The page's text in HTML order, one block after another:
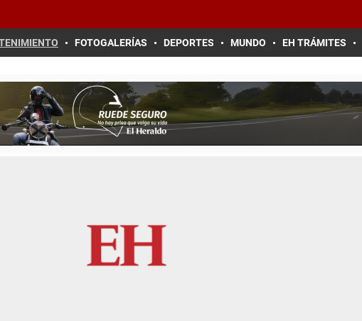
FOTOGALERÍAS DEPORTES MUNDO EH TRÁMITES